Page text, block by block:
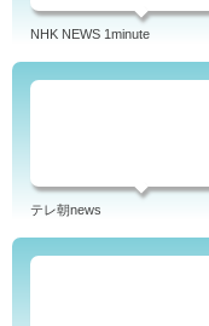
NHK NEWS 1minute
テレ朝news